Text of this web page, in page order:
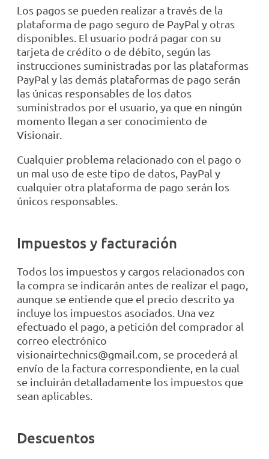
Los pagos se pueden realizar a través de la
plataforma de pago seguro de PayPal y otras
disponibles. El usuario podrá pagar con su
tarjeta de crédito o de débito, según las
instrucciones suministradas por las plataformas
PayPal y las demás plataformas de pago serán
las únicas responsables de los datos
suministrados por el usuario, ya que en ningún
momento llegan a ser conocimiento de
Visionair.
Cualquier problema relacionado con el pago o
un mal uso de este tipo de datos, PayPal y
cualquier otra plataforma de pago serán los
únicos responsables.
Impuestos y facturación
Todos los impuestos y cargos relacionados con
la compra se indicarán antes de realizar el pago,
aunque se entiende que el precio descrito ya
incluye los impuestos asociados. Una vez
efectuado el pago, a petición del comprador al
correo electrónico
visionairtechnics@gmail.com, se procederá al
envío de la factura correspondiente, en la cual
se incluirán detalladamente los impuestos que
sean aplicables.
Descuentos